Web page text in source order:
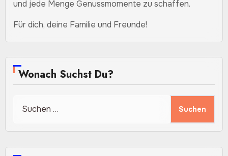
und jede Menge Genussmomente zu schaffen.
Für dich, deine Familie und Freunde!
Wonach Suchst Du?